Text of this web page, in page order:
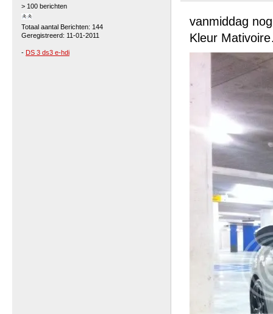
> 100 berichten
Totaal aantal Berichten: 144
Geregistreerd: 11-01-2011
- DS 3 ds3 e-hdi
vanmiddag
Kleur